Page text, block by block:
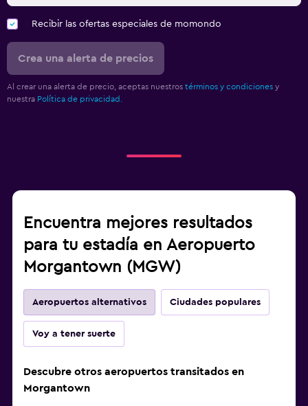
Recibir las ofertas especiales de momondo
Crea una alerta de precios
Al crear una alerta de precio, aceptas nuestros términos y condiciones y
nuestra Política de privacidad.
Encuentra mejores resultados
para tu estadía en Aeropuerto
Morgantown (MGW)
Aeropuertos alternativos Ciudades populares
Voy a tener suerte
Descubre otros aeropuertos transitados en
Morgantown